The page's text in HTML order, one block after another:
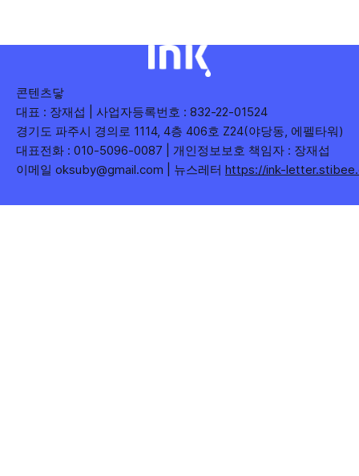
콘텐츠닿
대표 : 장재섭 | 사업자등록번호 : 832-22-01524
경기도 파주시 경의로 1114, 4층 406호 Z24(야당동, 에펠타워)
대표전화 : 010-5096-0087 | 개인정보보호 책임자 : 장재섭
이메일 oksuby@gmail.com | 뉴스레터 https://ink-